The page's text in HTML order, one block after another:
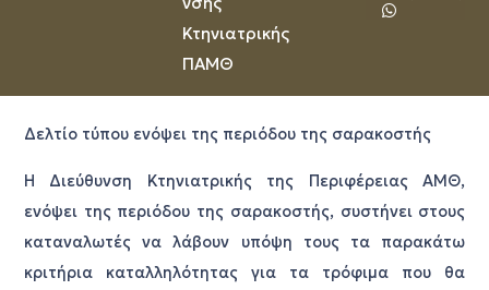
Κτηνιατρικής
ΠΑΜΘ
Δελτίο τύπου ενόψει της περιόδου της σαρακοστής
Η Διεύθυνση Κτηνιατρικής της Περιφέρειας ΑΜΘ,
ενόψει της περιόδου της σαρακοστής, συστήνει στους
καταναλωτές να λάβουν υπόψη τους τα παρακάτω
κριτήρια καταλληλότητας για τα τρόφιμα που θα